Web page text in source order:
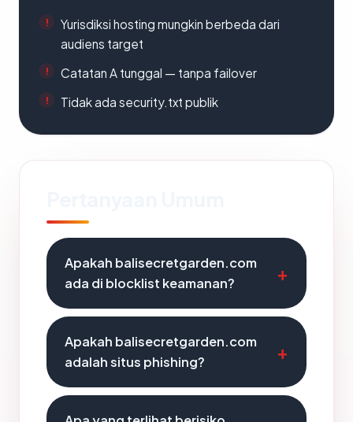
Yurisdiksi hosting mungkin berbeda dari
audiens target
Catatan A tunggal — tanpa failover
Tidak ada security.txt publik
Apakah balisecretgarden.com
ada di blocklist keamanan?
Apakah balisecretgarden.com
adalah situs phishing?